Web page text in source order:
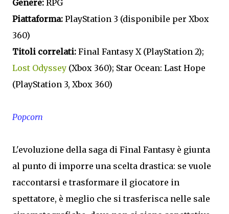
Genere: RPG
Piattaforma: PlayStation 3 (disponibile per Xbox
360)
Titoli correlati: Final Fantasy X (PlayStation 2);
Lost Odyssey (Xbox 360); Star Ocean: Last Hope
(PlayStation 3, Xbox 360)
Popcorn
L'evoluzione della saga di Final Fantasy è giunta
al punto di imporre una scelta drastica: se vuole
raccontarsi e trasformare il giocatore in
spettatore, è meglio che si trasferisca nelle sale